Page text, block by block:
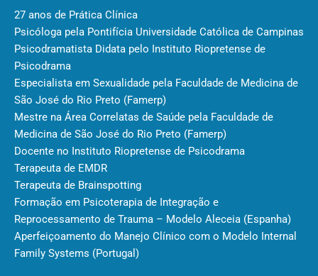
27 anos de Prática Clínica
Psicóloga pela Pontifícia Universidade Católica de Campinas
Psicodramatista Didata pelo Instituto Riopretense de
Psicodrama
Especialista em Sexualidade pela Faculdade de Medicina de
São José do Rio Preto (Famerp)
Mestre na Área Correlatas de Saúde pela Faculdade de
Medicina de São José do Rio Preto (Famerp)
Docente no Instituto Riopretense de Psicodrama
Terapeuta de EMDR
Terapeuta de Brainspotting
Formação em Psicoterapia de Integração e
Reprocessamento de Trauma – Modelo Aleceia (Espanha)
Aperfeiçoamento do Manejo Clínico com o Modelo Internal
Family Systems (Portugal)